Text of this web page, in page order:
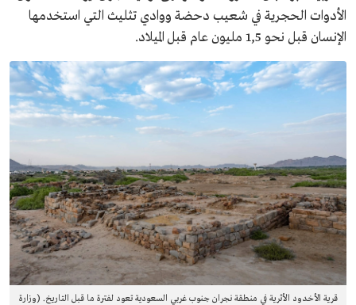
الأدوات الحجرية في شعيب دحضة ووادي تثليث التي استخدمها
الإنسان قبل نحو 1,5 مليون عام قبل الميلاد.
قرية الأخدود الأثرية في منطقة نجران جنوب غربي السعودية تعود لفترة ما قبل التاريخ. (وزارة